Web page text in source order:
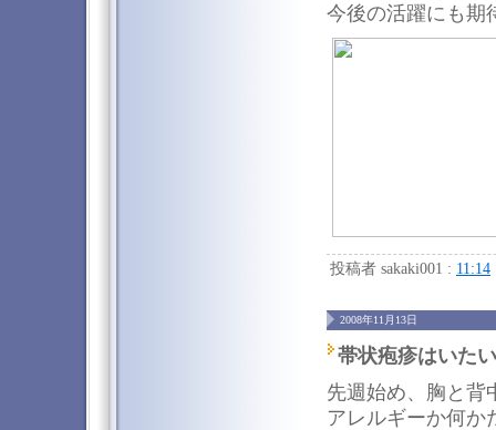
今後の活躍にも期
投稿者 sakaki001 : 11:14
2008年11月13日
帯状疱疹はいた
先週始め、胸と背
アレルギーか何か